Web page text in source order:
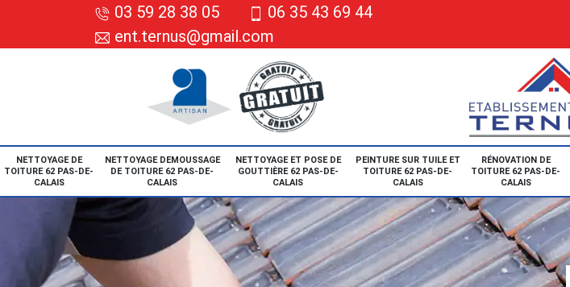
03 59 28 38 05
06 35 43 69 44
ent.ternus@gmail.com
NETTOYAGE DE
TOITURE 62 PAS-DE-
CALAIS
NETTOYAGE DEMOUSSAGE
DE TOITURE 62 PAS-DE-
CALAIS
NETTOYAGE ET POSE DE
GOUTTIÈRE 62 PAS-DE-
CALAIS
PEINTURE SUR TUILE ET
TOITURE 62 PAS-DE-
CALAIS
RÉNOVATION DE
TOITURE 62 PAS-DE-
CALAIS